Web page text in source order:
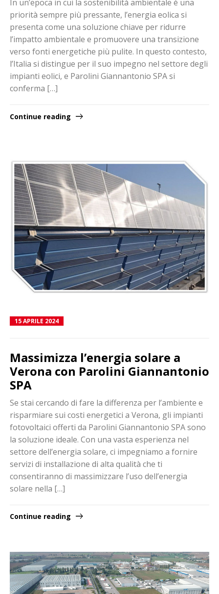
In un’epoca in cui la sostenibilità ambientale è una
priorità sempre più pressante, l’energia eolica si
presenta come una soluzione chiave per ridurre
l’impatto ambientale e promuovere una transizione
verso fonti energetiche più pulite. In questo contesto,
l’Italia si distingue per il suo impegno nel settore degli
impianti eolici, e Parolini Giannantonio SPA si
conferma […]
Continue reading
15 APRILE 2024
Massimizza l’energia solare a
Verona con Parolini Giannantonio
SPA
Se stai cercando di fare la differenza per l’ambiente e
risparmiare sui costi energetici a Verona, gli impianti
fotovoltaici offerti da Parolini Giannantonio SPA sono
la soluzione ideale. Con una vasta esperienza nel
settore dell’energia solare, ci impegniamo a fornire
servizi di installazione di alta qualità che ti
consentiranno di massimizzare l’uso dell’energia
solare nella […]
Continue reading